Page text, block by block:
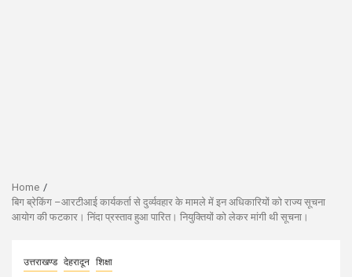
Home
बिग ब्रेकिंग –आरटीआई कार्यकर्ता से दुर्व्यवहार के मामले में इन अधिकारियों को राज्य सूचना
आयोग की फटकार। निंदा प्रस्ताव हुआ पारित। नियुक्तियों को लेकर मांगी थी सूचना।
उत्तराखण्ड देहरादून शिक्षा